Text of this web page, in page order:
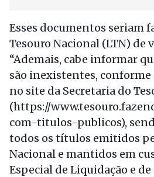
Esses documentos seriam
Tesouro Nacional (LTN) de
“Ademais, cabe informar
são inexistentes, conforme
no site da Secretaria do
(https://
com-titulos-publicos),
todos os títulos emitidos
Nacional e mantidos em
Especial de Liquidação e